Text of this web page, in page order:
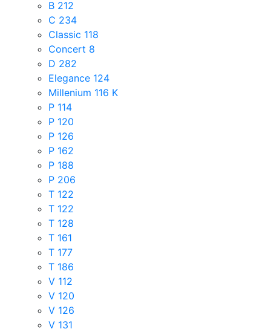
B 212
C 234
Classic 118
Concert 8
D 282
Elegance 124
Millenium 116 K
P 114
P 120
P 126
P 162
P 188
P 206
T 122
T 122
T 128
T 161
T 177
T 186
V 112
V 120
V 126
V 131